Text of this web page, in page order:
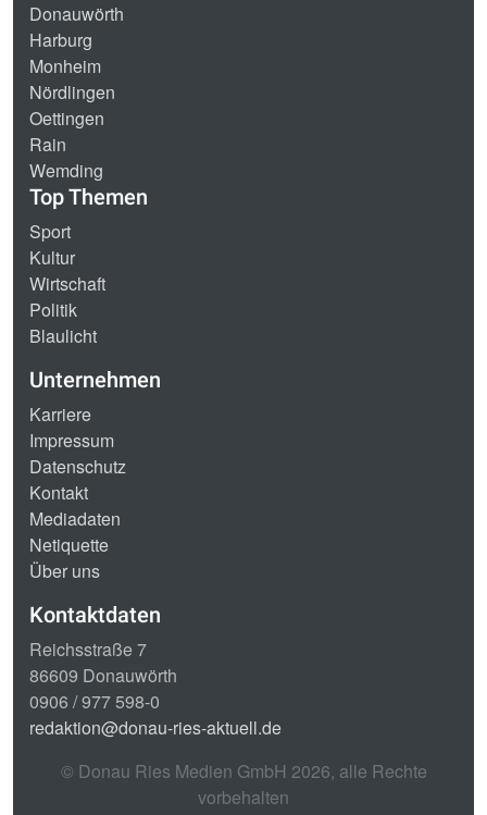
Donauwörth
Harburg
Monheim
Nördlingen
Oettingen
Rain
Wemding
Top Themen
Sport
Kultur
Wirtschaft
Politik
Blaulicht
Unternehmen
Karriere
Impressum
Datenschutz
Kontakt
Mediadaten
Netiquette
Über uns
Kontaktdaten
Reichsstraße 7
86609 Donauwörth
0906 / 977 598-0
redaktion@donau-ries-aktuell.de
© Donau Ries Medien GmbH 2026, alle Rechte
vorbehalten